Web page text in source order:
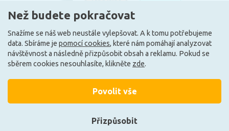
© 2010–2026 Všechna práva vyhrazena. žárovky.cz
VytvořiloFEO.cz
Než budete pokračovat
Snažíme se náš web neustále vylepšovat. A k tomu potřebujeme
data. Sbíráme je pomocí cookies, které nám pomáhají analyzovat
návštěvnost a následně přizpůsobit obsah a reklamu. Pokud se
sběrem cookies nesouhlasíte, klikněte zde.
Přizpůsobit
Povolit vše